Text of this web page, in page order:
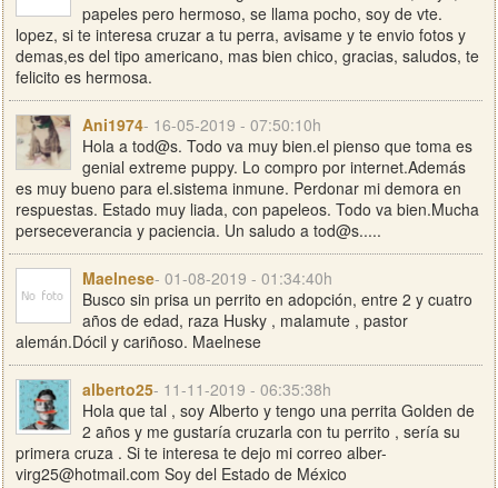
papeles pero hermoso, se llama pocho, soy de vte.
lopez, si te interesa cruzar a tu perra, avisame y te envio fotos y
demas,es del tipo americano, mas bien chico, gracias, saludos, te
felicito es hermosa.
Ani1974- 16-05-2019 - 07:50:10h
Hola a tod@s. Todo va muy bien.el pienso que toma es
genial extreme puppy. Lo compro por internet.Además
es muy bueno para el.sistema inmune. Perdonar mi demora en
respuestas. Estado muy liada, con papeleos. Todo va bien.Mucha
perseceverancia y paciencia. Un saludo a tod@s.....
Maelnese- 01-08-2019 - 01:34:40h
Busco sin prisa un perrito en adopción, entre 2 y cuatro
años de edad, raza Husky , malamute , pastor
alemán.Dócil y cariñoso. Maelnese
alberto25- 11-11-2019 - 06:35:38h
Hola que tal , soy Alberto y tengo una perrita Golden de
2 años y me gustaría cruzarla con tu perrito , sería su
primera cruza . Si te interesa te dejo mi correo alber-
virg25@hotmail.com Soy del Estado de México